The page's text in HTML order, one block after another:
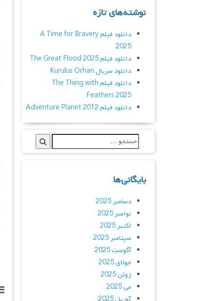
نوشته‌های تازه
دانلود فیلم A Time for Bravery
2025
دانلود فیلم The Great Flood 2025
دانلود سریال Kurulus Orhan
دانلود فیلم The Thing with
Feathers 2025
دانلود فیلم Adventure Planet 2012
بایگانی‌ها
دسامبر 2025
نوامبر 2025
اکتبر 2025
سپتامبر 2025
آگوست 2025
جولای 2025
ژوئن 2025
می 2025